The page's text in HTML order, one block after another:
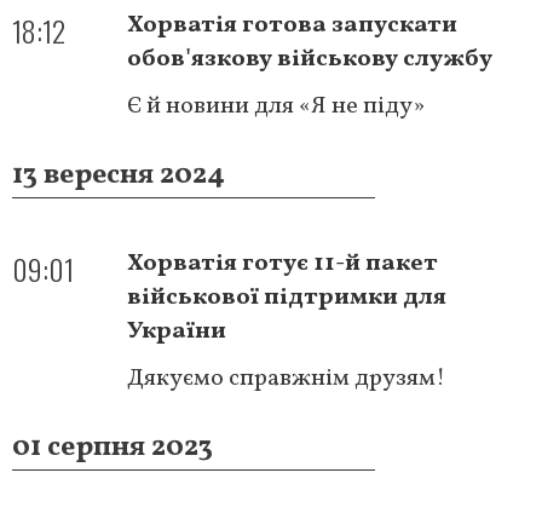
18:12
Хорватія готова запускати
обов'язкову військову службу
Є й новини для «Я не піду»
13 вересня 2024
09:01
Хорватія готує 11-й пакет
військової підтримки для
України
Дякуємо справжнім друзям!
01 серпня 2023